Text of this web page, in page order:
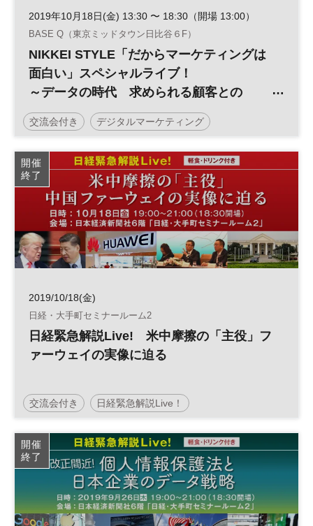
2019年10月18日(金) 13:30 〜 18:30（開場 13:00）
BASE Q（東京ミッドタウン日比谷６F）
NIKKEI STYLE「だからマーケティングは
面白い」スペシャルライブ！
～データの時代 求められる顧客との
「場」と「共感」～
交流会付き デジタルマーケティング
BtoBマーケティング
イベント
開催
終了
2019/10/18(金)
日経・大手町セミナールーム2
日経緊急解説Live! 米中摩擦の「主役」フ
ァーウェイの実像に迫る
交流会付き 日経緊急解説Live！
日経ビジネススクール 米中 米中関係
平日夜開催
開催
終了